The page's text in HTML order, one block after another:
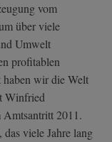
vom
über viele
Umwelt
profitablen
wir die Welt
Winfried
Amtsantritt 2011.
viele Jahre lang